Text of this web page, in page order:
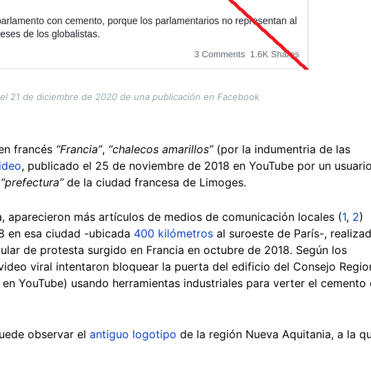
21 de diciembre de 2020 de una publicación en Facebook
francés “Francia”, “chalecos amarillos”(por la indumentria de las
, publicado el 25 de noviembre de 2018 en YouTube por un usuario
“prefectura”de la ciudad francesa de Limoges.
aparecieron más artículos de medios de comunicación locales (1, 2)
en esa ciudad -ubicada 400 kilómetros al suroeste de París-,
de protesta surgido en Francia en octubre de 2018. Según los
viral intentaron bloquear la puerta del edificio del Consejo
YouTube) usando herramientas industriales para verter el cemento
observar el antiguo logotipo de la región Nueva Aquitania, a la